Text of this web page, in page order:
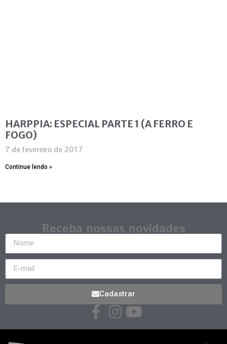
HARPPIA: ESPECIAL PARTE 1 (A FERRO E
FOGO)
7 de fevereiro de 2017
Continue lendo »
Receba nossas novidades
Cadastrar